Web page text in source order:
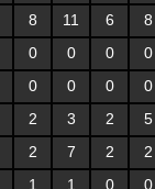
8 11 6
8
0 0 0
0
0 0 0
0
2 3 2
5
2 7 2
2
1 1 0
0